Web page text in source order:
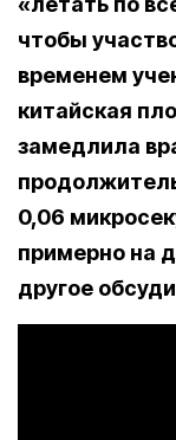
чтобы
временем
китайская
замедлила
0,06
примерно на
другое